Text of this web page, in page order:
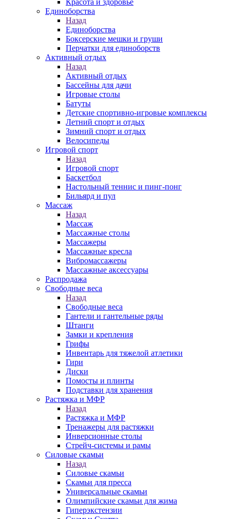
Красота и здоровье
Единоборства
Назад
Единоборства
Боксерские мешки и груши
Перчатки для единоборств
Активный отдых
Назад
Активный отдых
Бассейны для дачи
Игровые столы
Батуты
Детские спортивно-игровые комплексы
Летний спорт и отдых
Зимний спорт и отдых
Велосипеды
Игровой спорт
Назад
Игровой спорт
Баскетбол
Настольный теннис и пинг-понг
Бильярд и пул
Массаж
Назад
Массаж
Массажные столы
Массажеры
Массажные кресла
Вибромассажеры
Массажные аксессуары
Распродажа
Свободные веса
Назад
Свободные веса
Гантели и гантельные ряды
Штанги
Замки и крепления
Грифы
Инвентарь для тяжелой атлетики
Гири
Диски
Помосты и плинты
Подставки для хранения
Растяжка и МФР
Назад
Растяжка и МФР
Тренажеры для растяжки
Инверсионные столы
Стрейч-системы и рамы
Силовые скамьи
Назад
Силовые скамьи
Скамьи для пресса
Универсальные скамьи
Олимпийские скамьи для жима
Гиперэкстензии